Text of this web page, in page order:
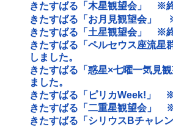
きたすばる「木星観望会」 ※終
きたすばる「お月見観望会」
きたすばる「土星観望会」 ※終
きたすばる「ペルセウス座流
しました。
きたすばる「惑星×七曜一気見
ました。
きたすばる「ピリカWeek!」 ※
きたすばる「二重星観望会」 ※
きたすばる「シリウスBチャレ